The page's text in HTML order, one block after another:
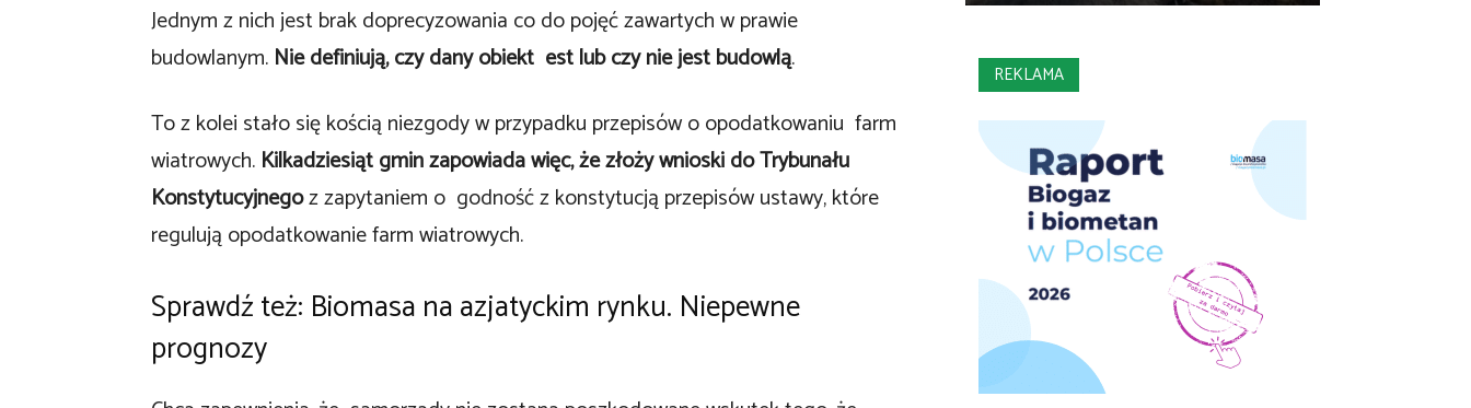
Jednym z nich jest brak doprecyzowania co do pojęć zawartych w prawie
budowlanym. Nie definiują, czy dany obiekt est lub czy nie jest budowlą.
To z kolei stało się kością niezgody w przypadku przepisów o opodatkowaniu farm
wiatrowych. Kilkadziesiąt gmin zapowiada więc, że złoży wnioski do Trybunału
Konstytucyjnegoz zapytaniem o godność z konstytucją przepisów ustawy, które
regulują opodatkowanie farm wiatrowych.
Sprawdź też: Biomasa na azjatyckim rynku. Niepewne
prognozy
REKLAMA